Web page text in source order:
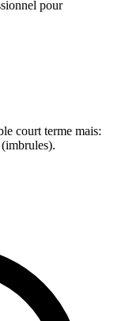
pour
court terme mais: